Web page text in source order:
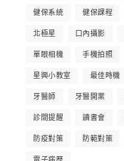
健保系統 健保課程
北極星 口內攝影
單眼相機 手機拍照
星興小教室 最佳時機
牙醫師 牙醫開業
診間提醒 讀書會
防疫對策 防範對策